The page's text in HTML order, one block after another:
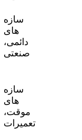
سازه‌
های
دائمی،
صنعتی
سازه‌
های
موقت،
تعمیرات